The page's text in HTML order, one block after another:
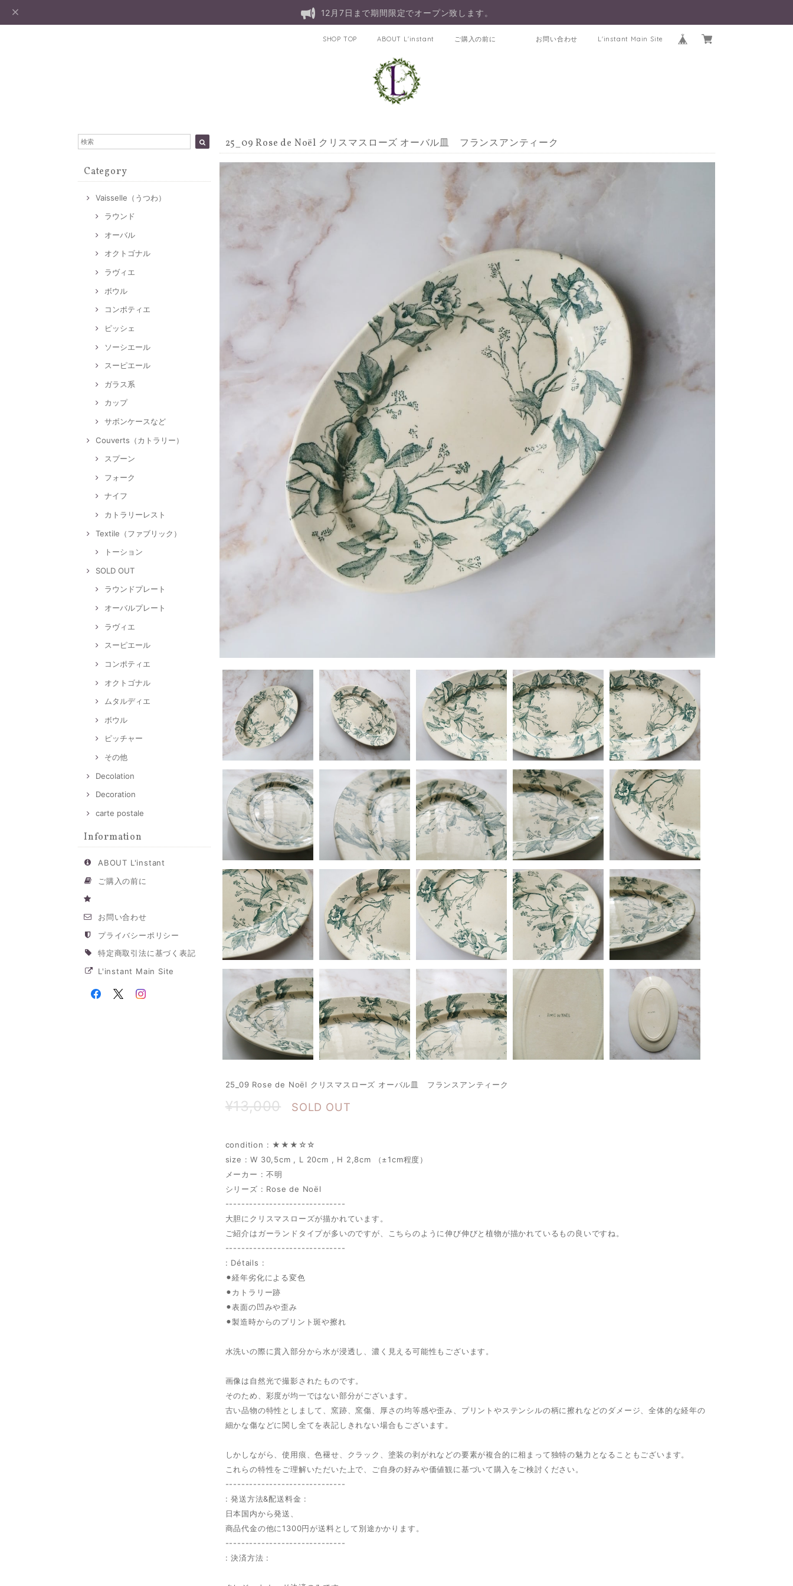
12月7日まで期間限定でオープン致します。
SHOP TOP ABOUT L'instant ご購入の前に お問い合わせ L'instant Main Site
Category
Vaisselle（うつわ）
ラウンド
オーバル
オクトゴナル
ラヴィエ
ボウル
コンポティエ
ピッシェ
ソーシエール
スーピエール
ガラス系
カップ
サボンケースなど
Couverts（カトラリー）
スプーン
フォーク
ナイフ
カトラリーレスト
Textile（ファブリック）
トーション
SOLD OUT
ラウンドプレート
オーバルプレート
ラヴィエ
スーピエール
コンポティエ
オクトゴナル
ムタルディエ
ボウル
ピッチャー
その他
Decolation
Decoration
carte postale
Information
ABOUT L'instant
ご購入の前に
お問い合わせ
プライバシーポリシー
特定商取引法に基づく表記
L'instant Main Site
25_09 Rose de Noël クリスマスローズ オーバル皿 フランスアンティーク
25_09 Rose de Noël クリスマスローズ オーバル皿 フランスアンティーク
¥13,000 SOLD OUT
condition : ★★★☆☆
size : W 30,5cm , L 20cm , H 2,8cm （±1cm程度）
メーカー : 不明
シリーズ : Rose de Noël
------------------------------
大胆にクリスマスローズが描かれています。
ご紹介はガーランドタイプが多いのですが、こちらのように伸び伸びと植物が描かれているもの良いですね。
------------------------------
: Détails :
⚫︎経年劣化による変色
⚫︎カトラリー跡
⚫︎表面の凹みや歪み
⚫︎製造時からのプリント斑や擦れ
水洗いの際に貫入部分から水が浸透し、濃く見える可能性もございます。
画像は自然光で撮影されたものです。
そのため、彩度が均一ではない部分がございます。
古い品物の特性としまして、窯跡、窯傷、厚さの均等感や歪み、プリントやステンシルの柄に擦れなどのダメージ、全体的な経年の
細かな傷などに関し全てを表記しきれない場合もございます。
しかしながら、使用痕、色褪せ、クラック、塗装の剥がれなどの要素が複合的に相まって独特の魅力となることもございます。
これらの特性をご理解いただいた上で、ご自身の好みや価値観に基づいて購入をご検討ください。
------------------------------
: 発送方法&配送料金 :
日本国内から発送、
商品代金の他に1300円が送料として別途かかります。
------------------------------
: 決済方法 :